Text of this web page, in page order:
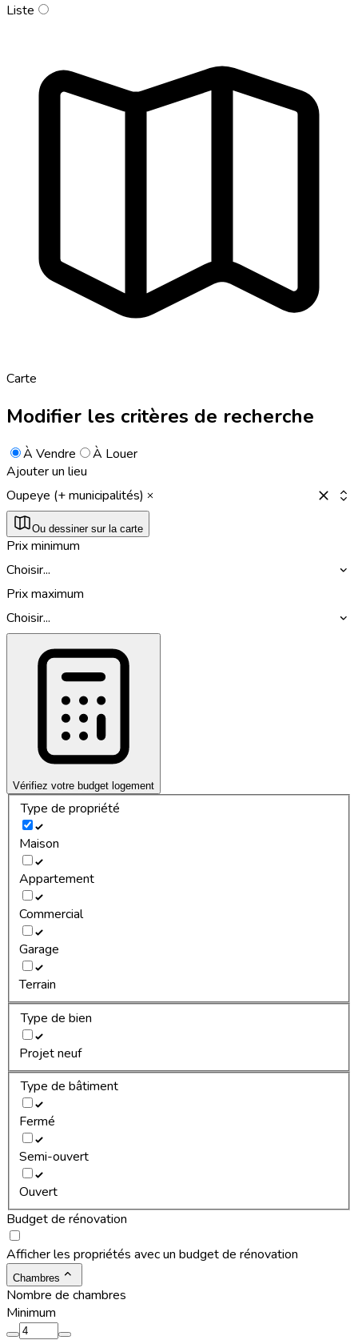
Liste
Carte
Modifier les critères de recherche
À Vendre
À Louer
Ajouter un lieu
Oupeye (+ municipalités)
Ou dessiner sur la carte
Prix minimum
Choisir...
Prix maximum
Choisir...
Vérifiez votre budget logement
Type de propriété
Maison
Appartement
Commercial
Garage
Terrain
Type de bien
Projet neuf
Type de bâtiment
Fermé
Semi-ouvert
Ouvert
Budget de rénovation
Afficher les propriétés avec un budget de rénovation
Chambres
Nombre de chambres
Minimum